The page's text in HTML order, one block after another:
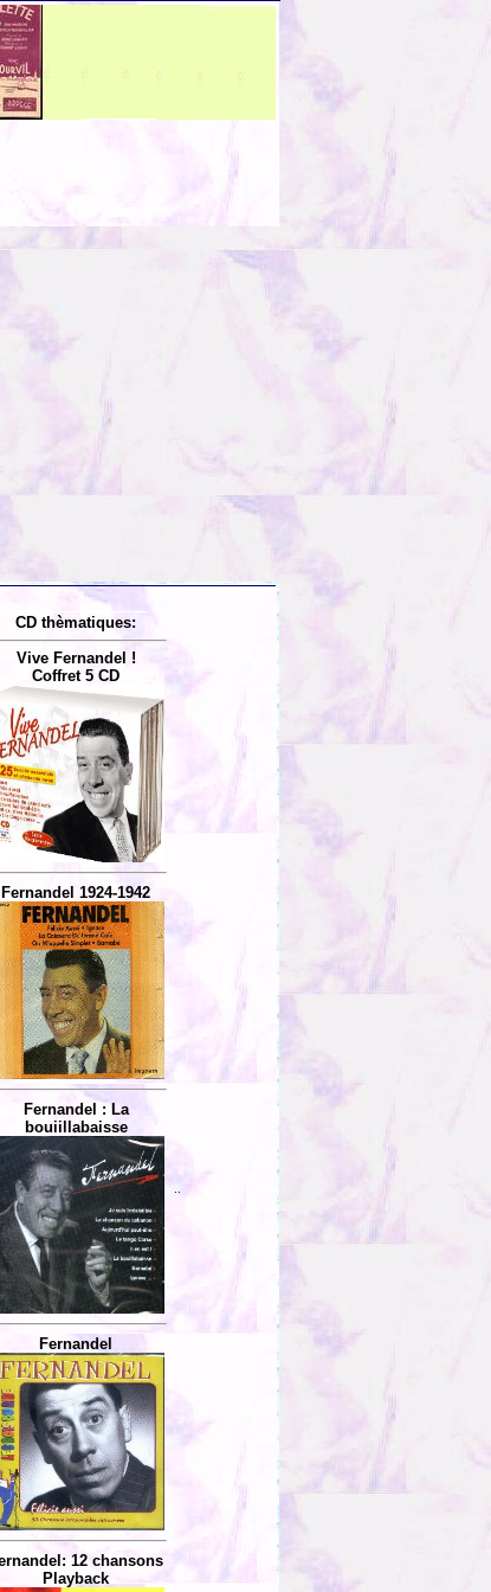
CD thèmatiques:
Vive Fernandel !
Coffret 5 CD
Fernandel 1924-1942
Fernandel : La
bouiillabaisse
Fernandel
12 chansons
Playback